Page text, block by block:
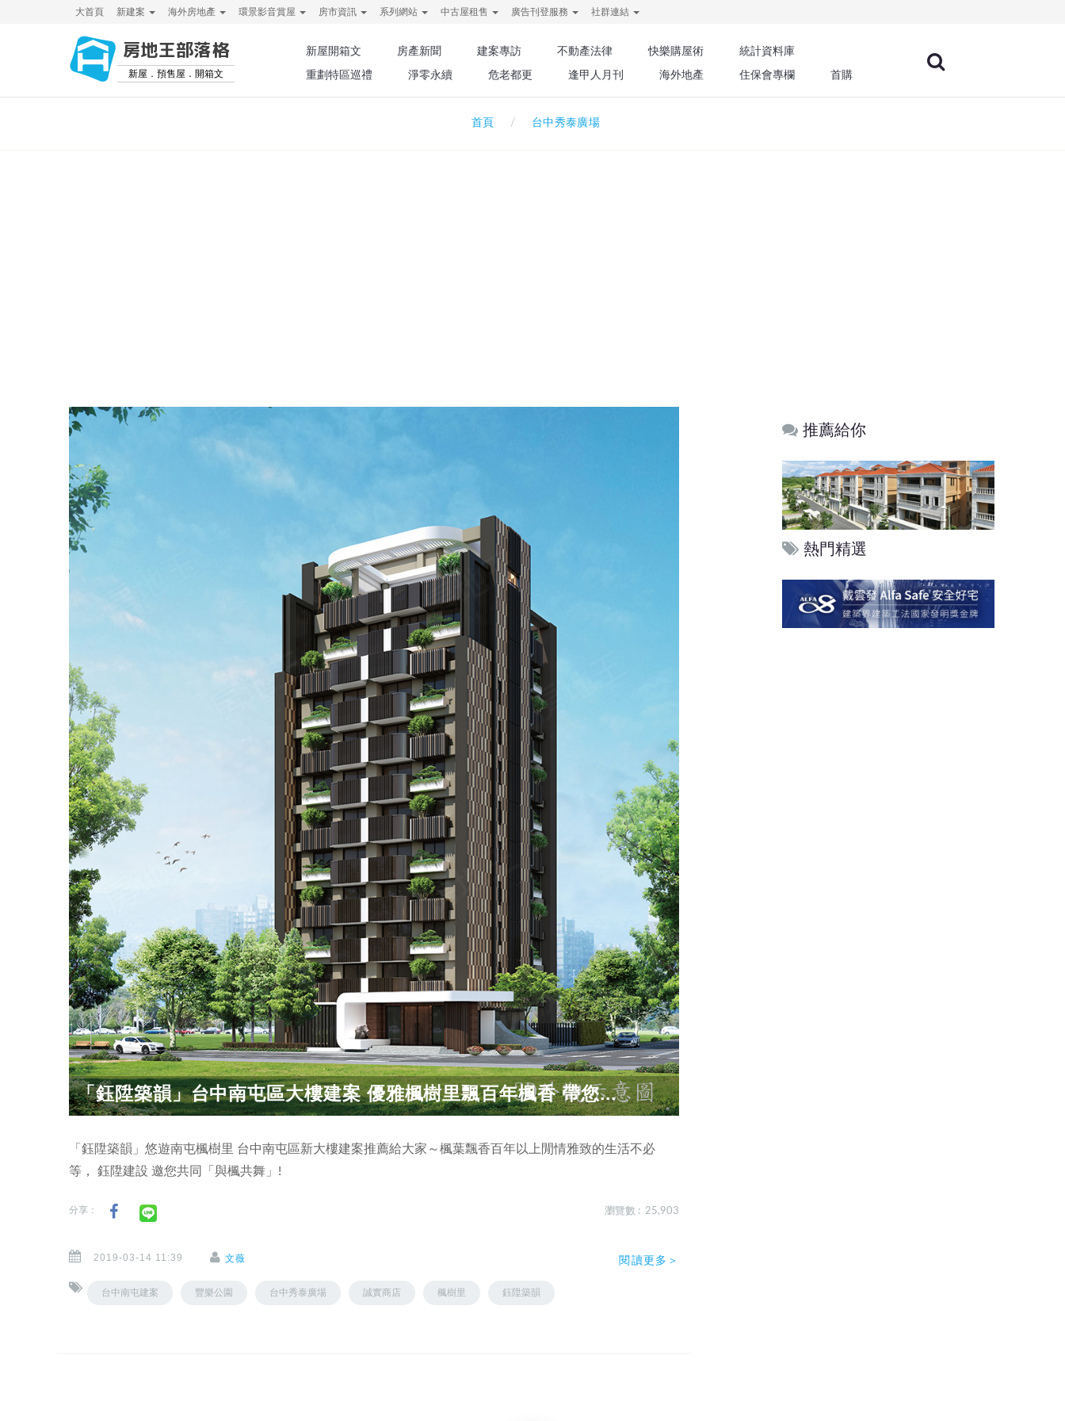
大首頁 新建案 海外房地產 環景影音賞屋 房市資訊 系列網站 中古屋租售 廣告刊登服務 社群連結
房地王部落格
新屋．預售屋．開箱文
新屋開箱文 房產新聞 建案專訪 不動產法律 快樂購屋術
統計資料庫
重劃特區巡禮
淨零永續 危老都更 逢甲人月刊 海外地產 住保會專欄 首購
首頁 台中秀泰廣場
「鈺陞築韻」台中南屯區大樓建案 優雅楓樹里飄百年楓香 帶您...
「鈺陞築韻」悠遊南屯楓樹里 台中南屯區新大樓建案推薦給大家～楓葉飄香百年以上閒情雅致的生活不必
等， 鈺陞建設 邀您共同「與楓共舞」!
分享： 瀏覽數 : 25,903
2019-03-14 11:39 文薇
台中南屯建案 豐樂公園 台中秀泰廣場 誠實商店 楓樹里 鈺陞築韻
閱讀更多＞
推薦給你
熱門精選